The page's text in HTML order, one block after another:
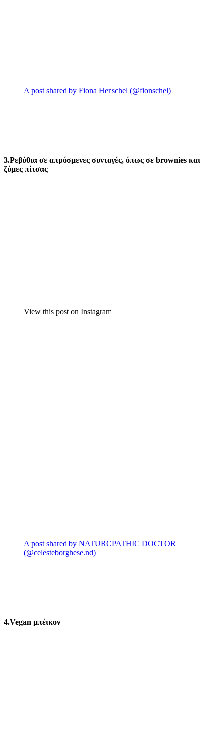
A post shared by Fiona Henschel (@fionschel)
3.Ρεβύθια σε απρόσμενες συνταγές, όπως σε brownies και
ζύμες πίτσας
View this post on Instagram
A post shared by NATUROPATHIC DOCTOR
(@celesteborghese.nd)
4.Vegan μπέικον